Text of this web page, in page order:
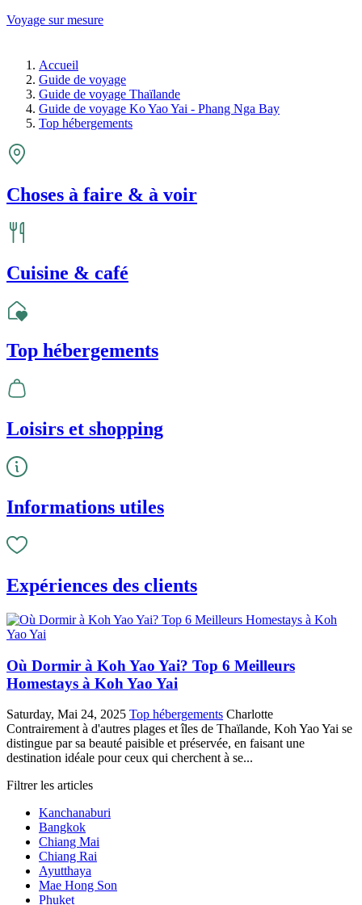
Voyage sur mesure
Accueil
Guide de voyage
Guide de voyage Thaïlande
Guide de voyage Ko Yao Yai - Phang Nga Bay
Top hébergements
Choses à faire & à voir
Cuisine & café
Top hébergements
Loisirs et shopping
Informations utiles
Expériences des clients
Où Dormir à Koh Yao Yai? Top 6 Meilleurs
Homestays à Koh Yao Yai
Saturday, Mai 24, 2025 Top hébergements Charlotte
Contrairement à d'autres plages et îles de Thaïlande, Koh Yao Yai se
distingue par sa beauté paisible et préservée, en faisant une
destination idéale pour ceux qui cherchent à se...
Filtrer les articles
Kanchanaburi
Bangkok
Chiang Mai
Chiang Rai
Ayutthaya
Mae Hong Son
Phuket